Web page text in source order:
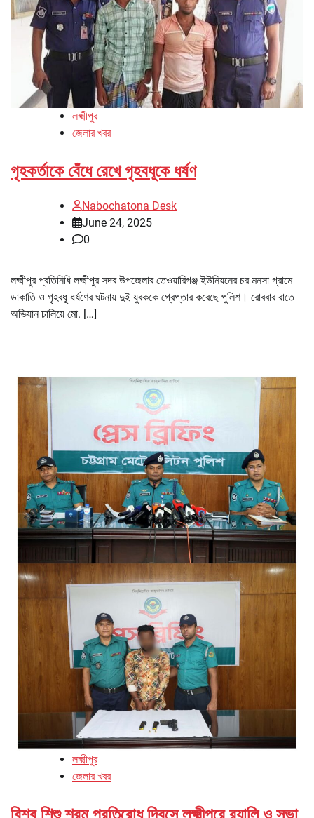
লক্ষ্মীপুর
জেলার খবর
গৃহকর্তাকে বেঁধে রেখে গৃহবধূকে ধর্ষণ
Nabochatona Desk
June 24, 2025
0
লক্ষ্মীপুর প্রতিনিধি লক্ষ্মীপুর সদর উপজেলার তেওয়ারিগঞ্জ ইউনিয়নের চর মনসা গ্রামে
ডাকাতি ও গৃহবধূ ধর্ষণের ঘটনায় দুই যুবককে গ্রেপ্তার করেছে পুলিশ। রোববার রাতে
অভিযান চালিয়ে মো. […]
লক্ষ্মীপুর
জেলার খবর